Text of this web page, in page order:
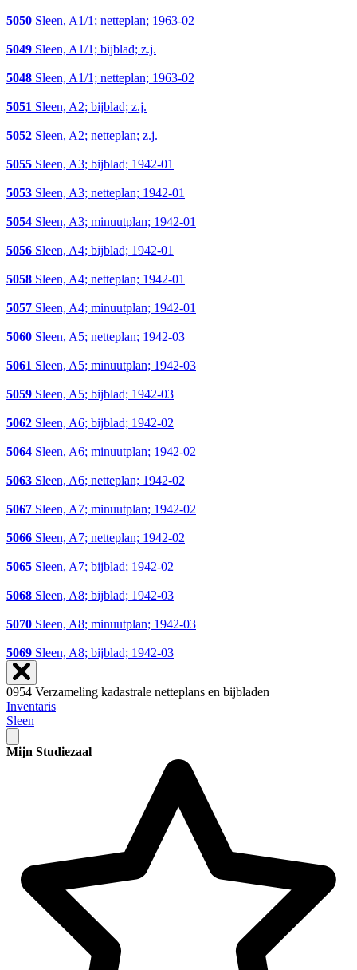
5050 Sleen, A1/1; netteplan; 1963-02
5049 Sleen, A1/1; bijblad; z.j.
5048 Sleen, A1/1; netteplan; 1963-02
5051 Sleen, A2; bijblad; z.j.
5052 Sleen, A2; netteplan; z.j.
5055 Sleen, A3; bijblad; 1942-01
5053 Sleen, A3; netteplan; 1942-01
5054 Sleen, A3; minuutplan; 1942-01
5056 Sleen, A4; bijblad; 1942-01
5058 Sleen, A4; netteplan; 1942-01
5057 Sleen, A4; minuutplan; 1942-01
5060 Sleen, A5; netteplan; 1942-03
5061 Sleen, A5; minuutplan; 1942-03
5059 Sleen, A5; bijblad; 1942-03
5062 Sleen, A6; bijblad; 1942-02
5064 Sleen, A6; minuutplan; 1942-02
5063 Sleen, A6; netteplan; 1942-02
5067 Sleen, A7; minuutplan; 1942-02
5066 Sleen, A7; netteplan; 1942-02
5065 Sleen, A7; bijblad; 1942-02
5068 Sleen, A8; bijblad; 1942-03
5070 Sleen, A8; minuutplan; 1942-03
5069 Sleen, A8; bijblad; 1942-03
0954 Verzameling kadastrale netteplans en bijbladen
Inventaris
Sleen
Mijn Studiezaal